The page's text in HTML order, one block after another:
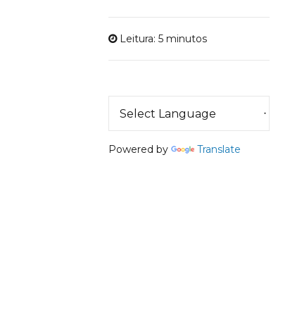
Leitura: 5 minutos
Powered by Translate